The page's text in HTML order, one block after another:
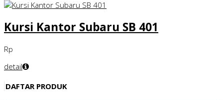
Kursi Kantor Subaru SB 401
Rp
detail
DAFTAR PRODUK